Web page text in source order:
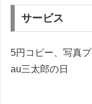
サービス
5円コピー、写真
au三太郎の日